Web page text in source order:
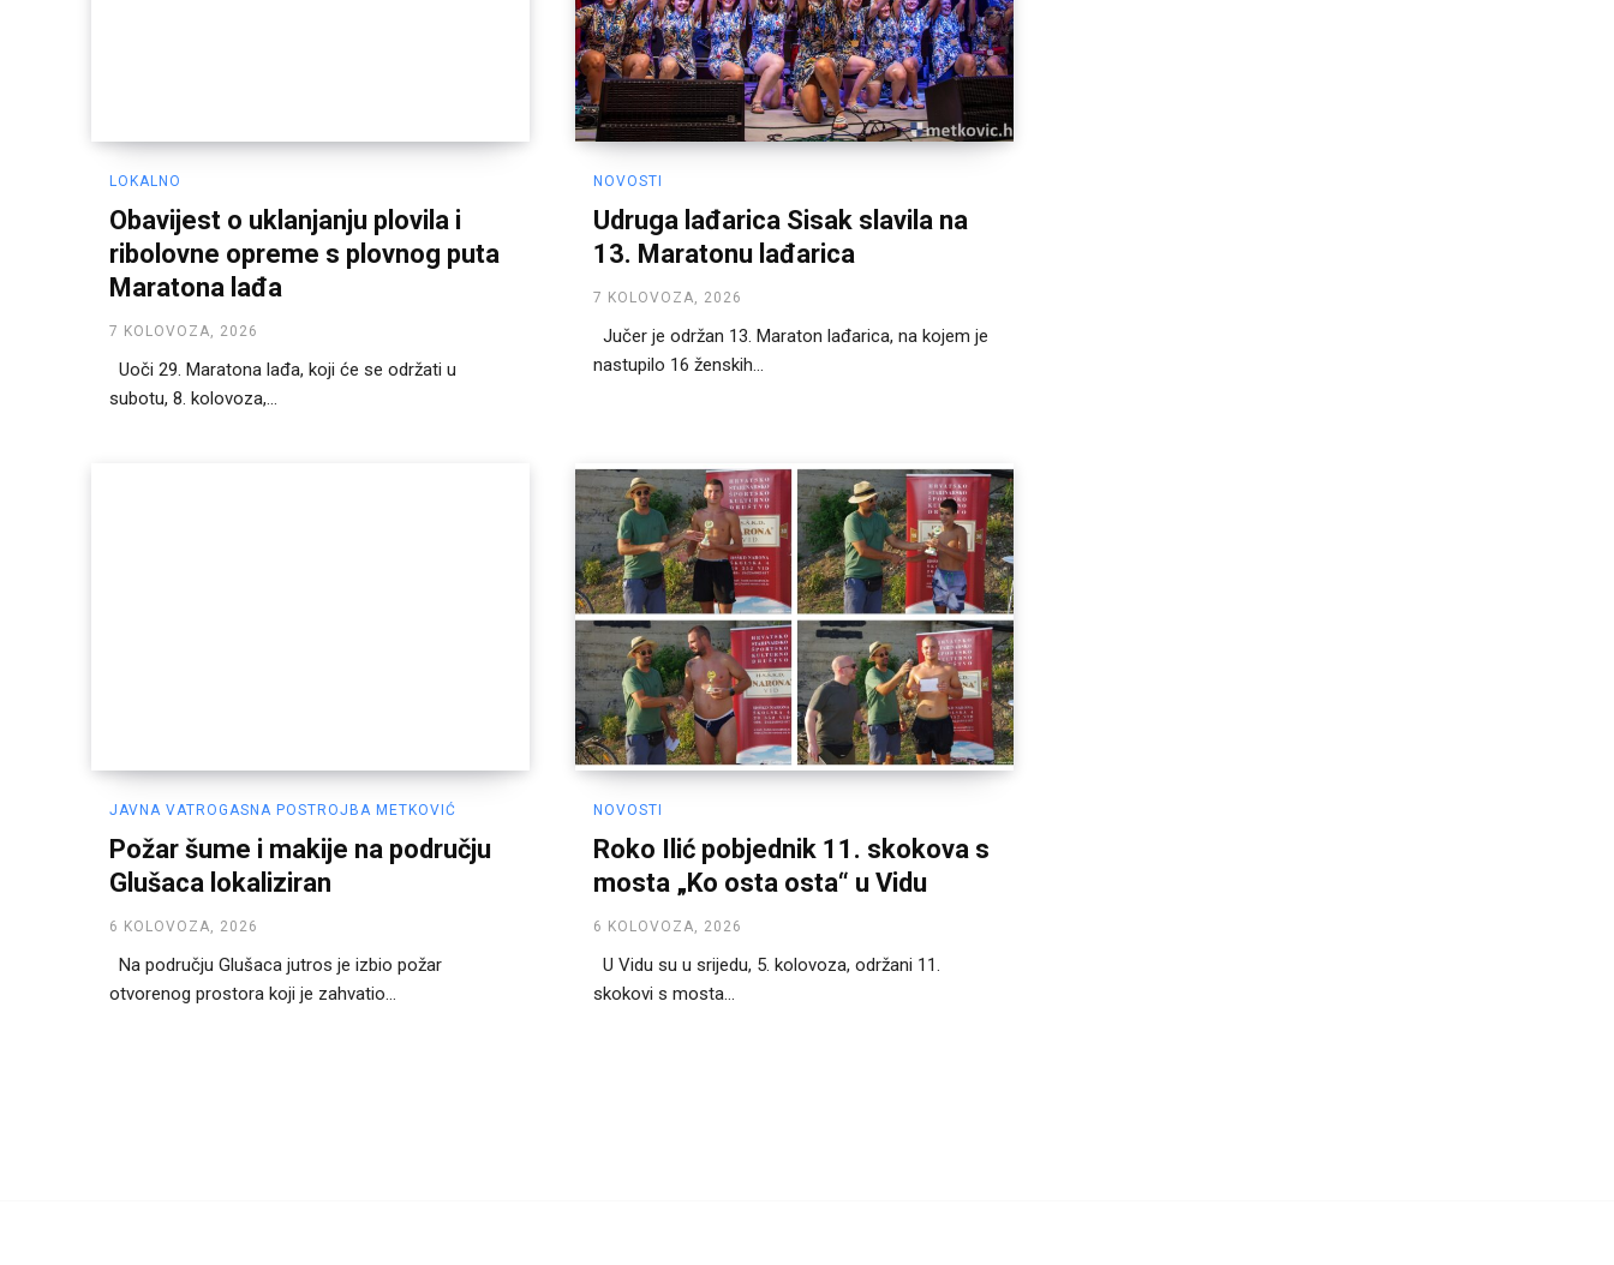
LOKALNO
Obavijest o uklanjanju plovila i
ribolovne opreme s plovnog puta
Maratona lađa
7 KOLOVOZA, 2026
Uoči 29. Maratona lađa, koji će se održati u
subotu, 8. kolovoza,...
NOVOSTI
Udruga lađarica Sisak slavila na
13. Maratonu lađarica
7 KOLOVOZA, 2026
Jučer je održan 13. Maraton lađarica, na kojem je
nastupilo 16 ženskih...
JAVNA VATROGASNA POSTROJBA METKOVIĆ
Požar šume i makije na području
Glušaca lokaliziran
6 KOLOVOZA, 2026
Na području Glušaca jutros je izbio požar
otvorenog prostora koji je zahvatio...
NOVOSTI
Roko Ilić pobjednik 11. skokova s
mosta „Ko osta osta“ u Vidu
6 KOLOVOZA, 2026
U Vidu su u srijedu, 5. kolovoza, održani 11.
skokovi s mosta...